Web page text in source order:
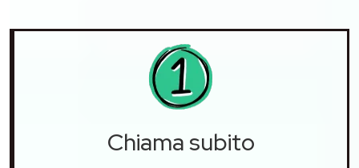
Chiama subito